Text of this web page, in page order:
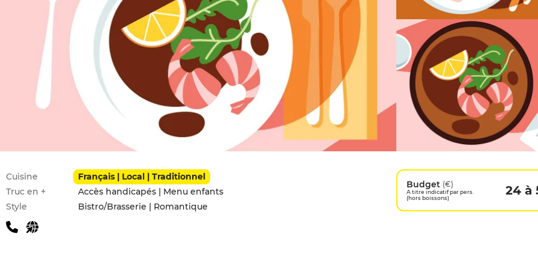
Infos pratiques
Cuisine
Français | Local | Traditionnel
Truc en +
Accès handicapés | Menu enfants
Style
Bistro/Brasserie | Romantique
Budget (€)
A titre indicatif par pers.
(hors boissons)
24 à